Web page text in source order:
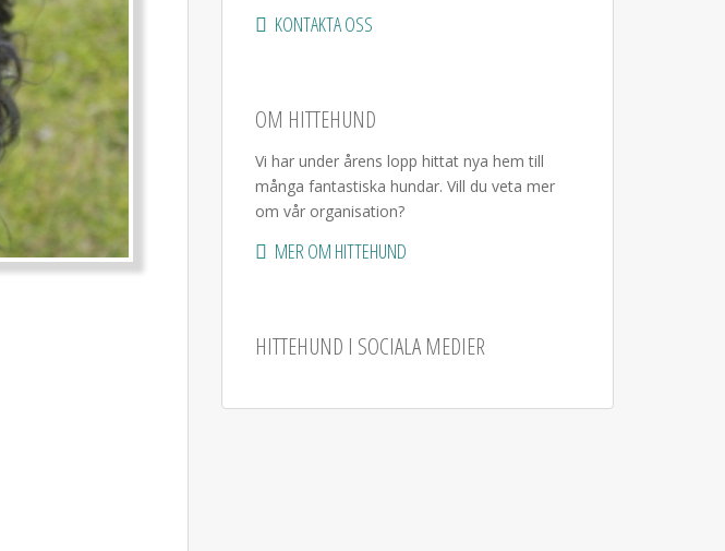
KONTAKTA OSS
OM HITTEHUND
Vi har under årens lopp hittat nya hem till
många fantastiska hundar. Vill du veta mer
om vår organisation?
MER OM HITTEHUND
HITTEHUND I SOCIALA MEDIER